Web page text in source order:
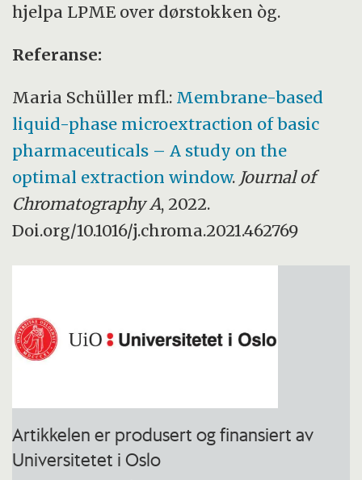
hjelpa LPME over dørstokken òg.
Referanse:
Maria Schüller mfl.: Membrane-based
liquid-phase microextraction of basic
pharmaceuticals – A study on the
optimal extraction window. Journal of
Chromatography A, 2022.
Doi.org/10.1016/j.chroma.2021.462769
Artikkelen er produsert og finansiert av
Universitetet i Oslo